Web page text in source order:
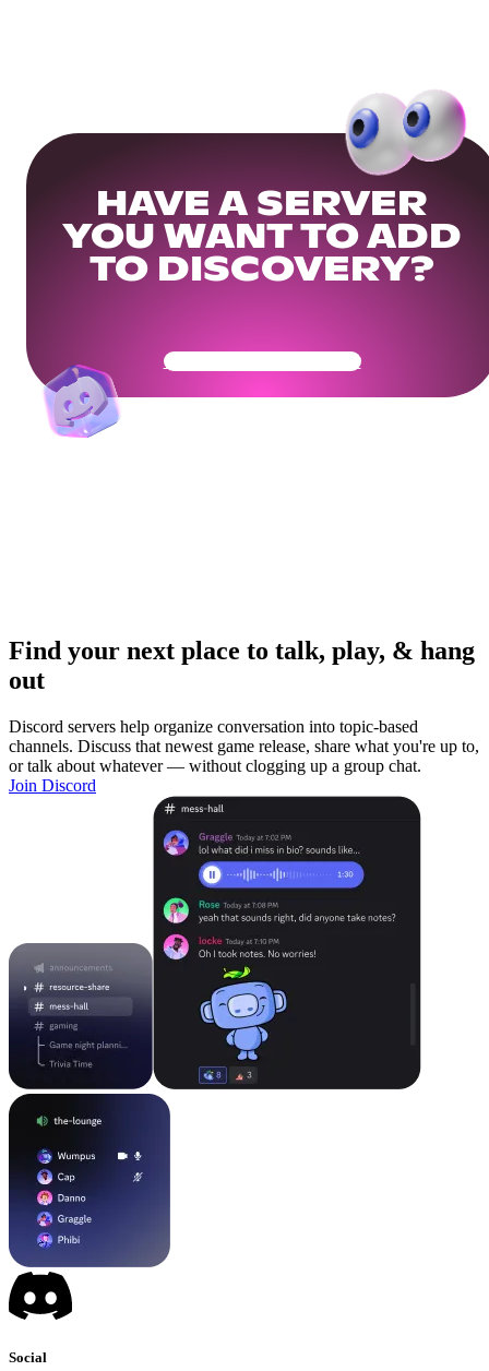
HAVE A SERVER
YOU WANT TO ADD
TO DISCOVERY?
Get Your Community Ready
Find your next place to talk, play, & hang
out
Discord servers help organize conversation into topic-based
channels. Discuss that newest game release, share what you're up to,
or talk about whatever — without clogging up a group chat.
Join Discord
Social